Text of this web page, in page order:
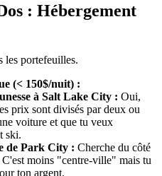
: Hébergement
les portefeuilles.
(< 150$/nuit) :
à Salt Lake City : Oui,
prix sont divisés par deux ou
voiture et que tu veux
ski.
de Park City : Cherche du côté
moins "centre-ville" mais tu
ton argent.